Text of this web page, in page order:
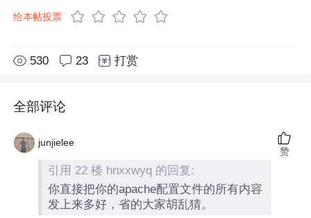
给本帖投票
530 23 打赏
全部评论
junjielee
引用 22 楼 hnxxwyq 的回复:
你直接把你的apache配置文件的所有内容
发上来多好，省的大家胡乱猜。
赞